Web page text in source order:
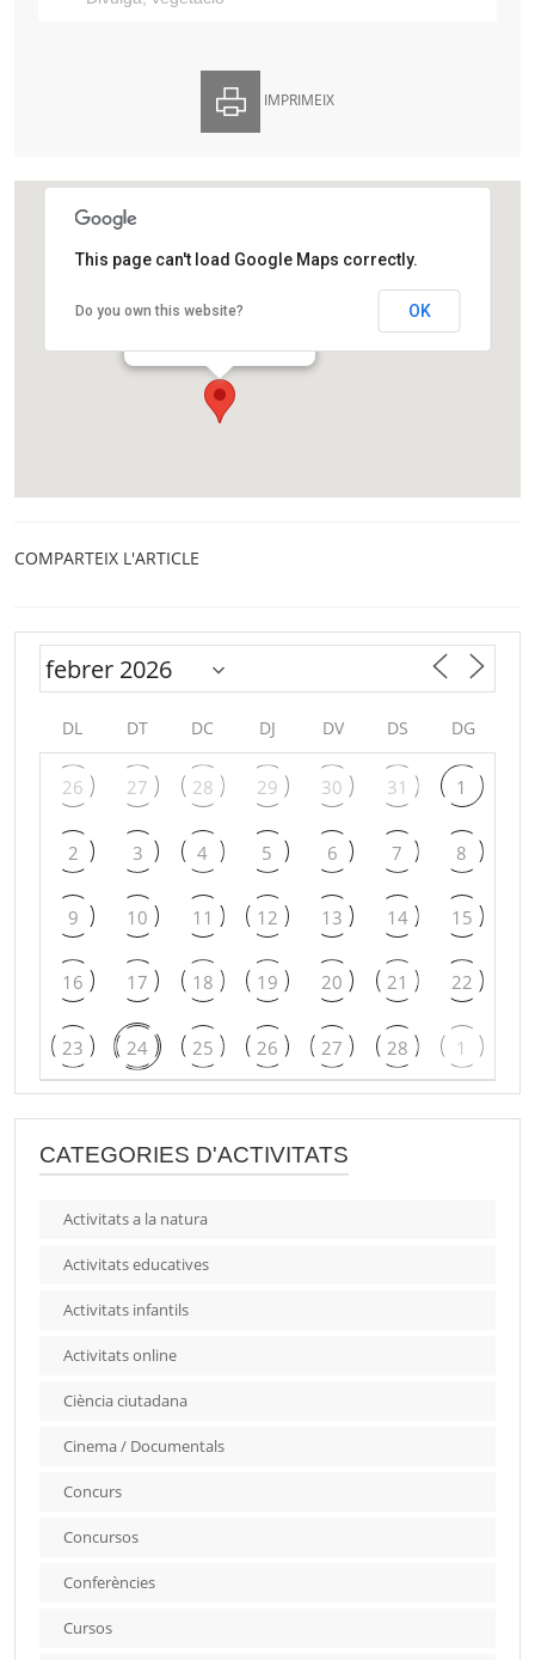
IMPRIMEIX
Finca Agustí Pedro i Pons
Av. de Vallvidrera 25
This page can't load Google Maps correctly.
Do you own this website? OK
COMPARTEIX L'ARTICLE
DL DT DC DJ DV DS DG
26 27 28 29 30 31 1
2 3 4 5 6 7 8
9 10 11 12 13 14 15
16 17 18 19 20 21 22
23 24 25 26 27 28 1
CATEGORIES D'ACTIVITATS
Activitats a la natura
Activitats educatives
Activitats infantils
Activitats online
Ciència ciutadana
Cinema / Documentals
Concurs
Concursos
Conferències
Cursos